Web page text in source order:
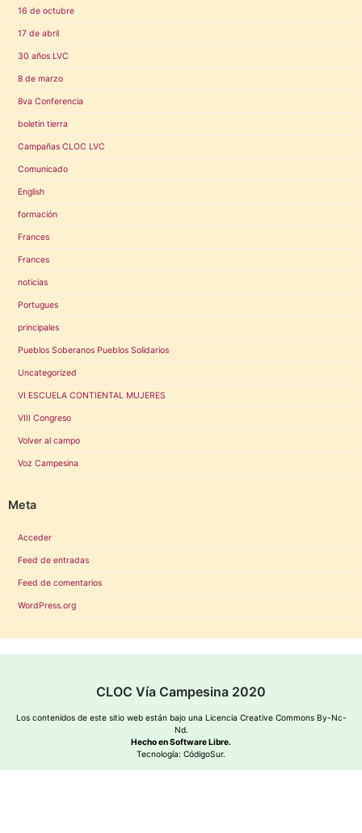
16 de octubre
17 de abril
30 años LVC
8 de marzo
8va Conferencia
boletin tierra
Campañas CLOC LVC
Comunicado
English
formación
Frances
Frances
noticias
Portugues
principales
Pueblos Soberanos Pueblos Solidarios
Uncategorized
VI ESCUELA CONTIENTAL MUJERES
VIII Congreso
Volver al campo
Voz Campesina
Meta
Acceder
Feed de entradas
Feed de comentarios
WordPress.org
CLOC Vía Campesina 2020
Los contenidos de este sitio web están bajo una Licencia Creative Commons By-Nc-
Nd.
Hecho en Software Libre.
Tecnología: CódigoSur.